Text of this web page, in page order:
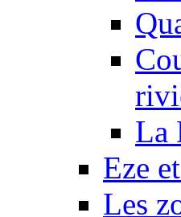
La
Eze
Les